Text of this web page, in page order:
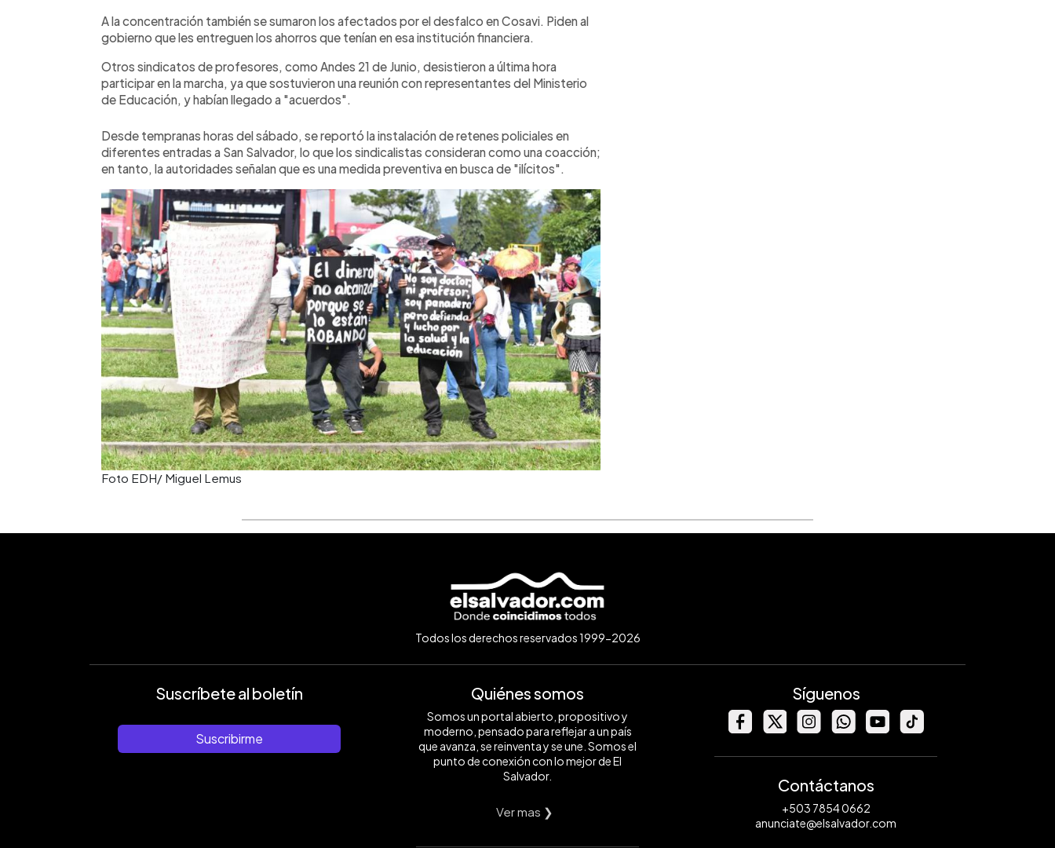
A la concentración también se sumaron los afectados por el desfalco en Cosavi. Piden al
gobierno que les entreguen los ahorros que tenían en esa institución financiera.
Otros sindicatos de profesores, como Andes 21 de Junio, desistieron a última hora
participar en la marcha, ya que sostuvieron una reunión con representantes del Ministerio
de Educación, y habían llegado a "acuerdos".
Desde tempranas horas del sábado, se reportó la instalación de retenes policiales en
diferentes entradas a San Salvador, lo que los sindicalistas consideran como una coacción;
en tanto, la autoridades señalan que es una medida preventiva en busca de "ilícitos".
Foto EDH/ Miguel Lemus
Todos los derechos reservados 1999-2026
Suscríbete al boletín
Suscribirme
Quiénes somos
Somos un portal abierto, propositivo y
moderno, pensado para reflejar a un país
que avanza, se reinventa y se une. Somos el
punto de conexión con lo mejor de El
Salvador.
Ver mas ❯
Síguenos
Contáctanos
+503 7854 0662
anunciate@elsalvador.com